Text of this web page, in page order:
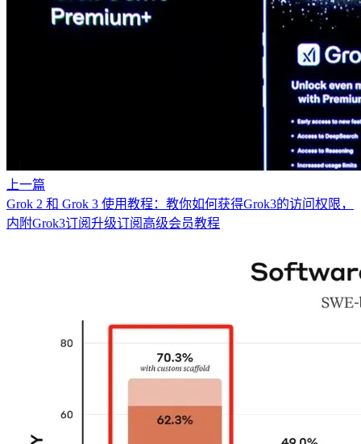
上一篇
Grok 2 和 Grok 3 使用教程：教你如何获得Grok3的访问权限，
内附Grok3订阅升级订阅高级会员教程